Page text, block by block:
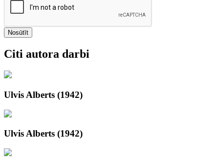
Nosūtīt
Citi autora darbi
Ulvis Alberts (1942)
Ulvis Alberts (1942)